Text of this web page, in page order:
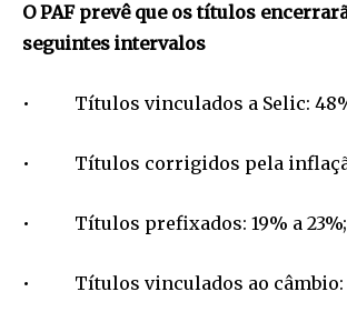
O PAF prevê que os títulos
seguintes intervalos
• Títulos vinculados a Selic: 48%
• Títulos corrigidos pela
• Títulos prefixados: 19% a 23%;
• Títulos vinculados ao câmbio: